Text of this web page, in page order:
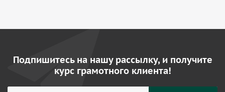
Подпишитесь на нашу рассылку, и получите
курс грамотного клиента!